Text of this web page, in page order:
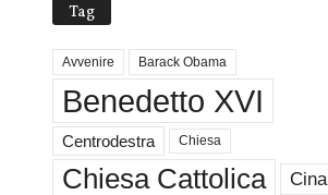
Tag
Avvenire Barack Obama
Benedetto XVI
Centrodestra Chiesa
Chiesa Cattolica Cina